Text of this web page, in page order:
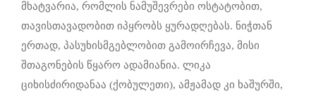
მხატვარია, რომლის ნამუშევრები ოსტატობით,
თავისთავადობით იპყრობს ყურადღებას. ნიჭთან
ერთად, პასუხისმგებლობით გამოირჩევა, მისი
შთაგონების წყარო ადამიანია. ლიკა
ციხისძირიდანაა (ქობულეთი), ამჟამად კი ხაშურში,